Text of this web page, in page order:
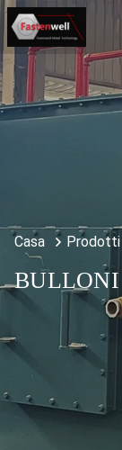
Casa Prodotti
BULLONI